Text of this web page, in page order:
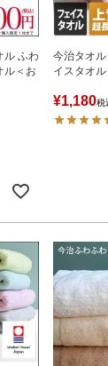
ル ふわ
ル＜お
今治タオ
イスタオル
¥1,180税